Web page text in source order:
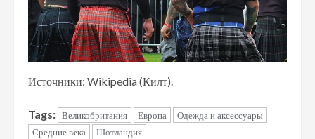
Источники: Wikipedia (Килт).
Tags: Великобритания Европа
Одежда и аксессуары
Средние века
Шотландия